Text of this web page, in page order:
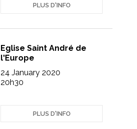
PLUS D'INFO
Eglise Saint André de
l'Europe
24 January 2020
20h30
PLUS D'INFO